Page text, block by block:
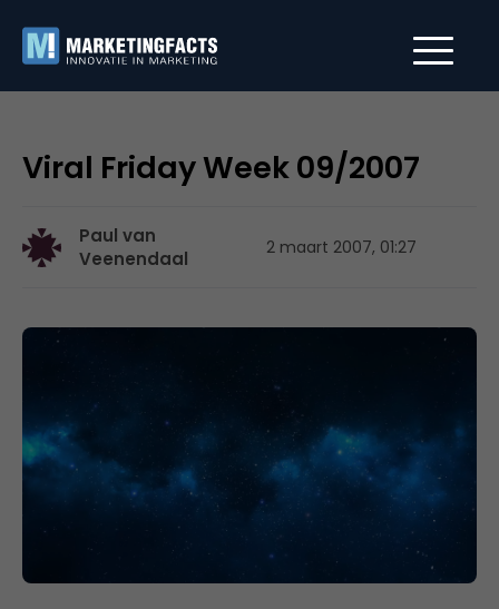
Viral Friday Week 09/2007
Paul van
Veenendaal
2 maart 2007, 01:27